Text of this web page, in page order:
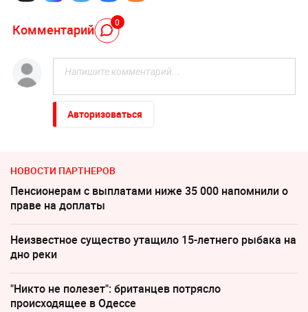
Комментарий 0
Авторизоваться
НОВОСТИ ПАРТНЕРОВ
Пенсионерам с выплатами ниже 35 000 напомнили о
праве на доплаты
Неизвестное существо утащило 15-летнего рыбака на
дно реки
"Никто не полезет": британцев потрясло
происходящее в Одессе